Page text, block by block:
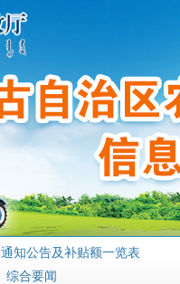
通知公告及补贴额一览表
综合要闻